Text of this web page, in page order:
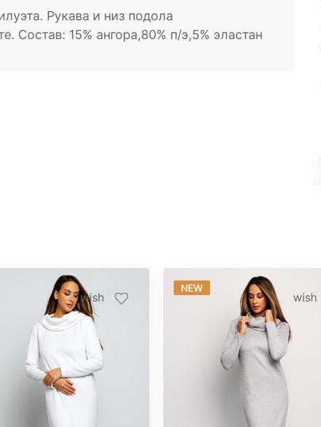
Рукава и низ подола
Состав: 15% ангора,80% п/э,5% эластан
wish wish
NEW